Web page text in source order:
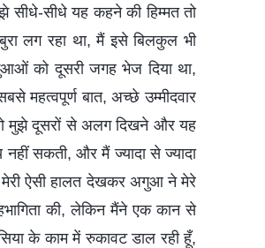
सीधे-सीधे यह कहने की हिम्मत तो
लग रहा था, मैं इसे बिलकुल भी
को दूसरी जगह भेज दिया था,
महत्वपूर्ण बात, अच्छे उम्मीदवार
मुझे दूसरों से अलग दिखने और यह
सकती, और मैं ज्यादा से ज्यादा
ऐसी हालत देखकर अगुआ ने मेरे
की, लेकिन मैंने एक कान से
के काम में रुकावट डाल रही हूँ,